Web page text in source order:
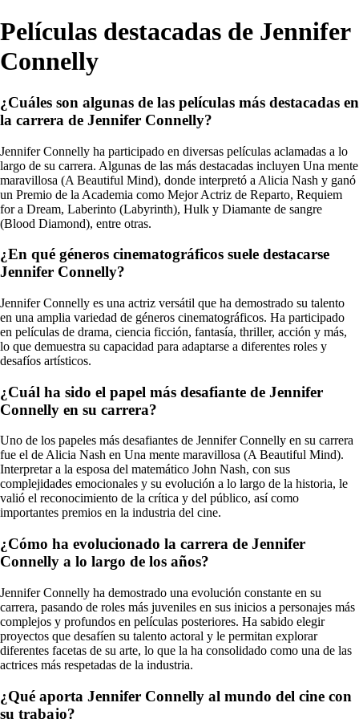
Películas destacadas de Jennifer
Connelly
¿Cuáles son algunas de las películas más destacadas en
la carrera de Jennifer Connelly?
Jennifer Connelly ha participado en diversas películas aclamadas a lo
largo de su carrera. Algunas de las más destacadas incluyen Una mente
maravillosa (A Beautiful Mind), donde interpretó a Alicia Nash y ganó
un Premio de la Academia como Mejor Actriz de Reparto, Requiem
for a Dream, Laberinto (Labyrinth), Hulk y Diamante de sangre
(Blood Diamond), entre otras.
¿En qué géneros cinematográficos suele destacarse
Jennifer Connelly?
Jennifer Connelly es una actriz versátil que ha demostrado su talento
en una amplia variedad de géneros cinematográficos. Ha participado
en películas de drama, ciencia ficción, fantasía, thriller, acción y más,
lo que demuestra su capacidad para adaptarse a diferentes roles y
desafíos artísticos.
¿Cuál ha sido el papel más desafiante de Jennifer
Connelly en su carrera?
Uno de los papeles más desafiantes de Jennifer Connelly en su carrera
fue el de Alicia Nash en Una mente maravillosa (A Beautiful Mind).
Interpretar a la esposa del matemático John Nash, con sus
complejidades emocionales y su evolución a lo largo de la historia, le
valió el reconocimiento de la crítica y del público, así como
importantes premios en la industria del cine.
¿Cómo ha evolucionado la carrera de Jennifer
Connelly a lo largo de los años?
Jennifer Connelly ha demostrado una evolución constante en su
carrera, pasando de roles más juveniles en sus inicios a personajes más
complejos y profundos en películas posteriores. Ha sabido elegir
proyectos que desafíen su talento actoral y le permitan explorar
diferentes facetas de su arte, lo que la ha consolidado como una de las
actrices más respetadas de la industria.
¿Qué aporta Jennifer Connelly al mundo del cine con
su trabajo?